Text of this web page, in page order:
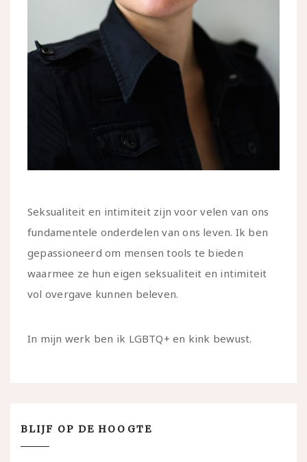
Seksualiteit en intimiteit zijn voor velen van ons
fundamentele onderdelen van ons leven. Ik ben
gepassioneerd om mensen tools te bieden
waarmee ze hun eigen seksualiteit en intimiteit
vol overgave kunnen beleven.
In mijn werk ben ik LGBTQ+ en kink bewust.
BLIJF OP DE HOOGTE